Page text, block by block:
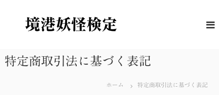
へ
検
て
の
解
特定商取引法に基づく表記
ホーム 特定商取引法に基づく表記